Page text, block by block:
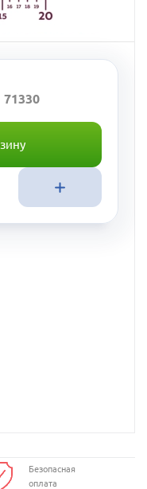
71330
Безопасная
оплата